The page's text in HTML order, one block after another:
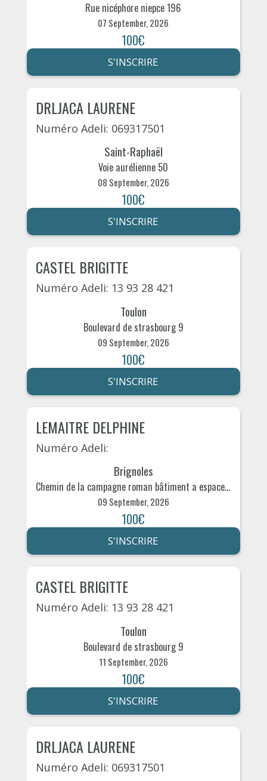
Rue nicéphore niepce 196
07 September, 2026
100€
S'INSCRIRE
DRLJACA LAURENE
Numéro Adeli: 069317501
Saint-Raphaël
Voie aurélienne 50
08 September, 2026
100€
S'INSCRIRE
CASTEL BRIGITTE
Numéro Adeli: 13 93 28 421
Toulon
Boulevard de strasbourg 9
09 September, 2026
100€
S'INSCRIRE
LEMAITRE DELPHINE
Numéro Adeli:
Brignoles
Chemin de la campagne roman bâtiment a espace hexagone 290
09 September, 2026
100€
S'INSCRIRE
CASTEL BRIGITTE
Numéro Adeli: 13 93 28 421
Toulon
Boulevard de strasbourg 9
11 September, 2026
100€
S'INSCRIRE
DRLJACA LAURENE
Numéro Adeli: 069317501